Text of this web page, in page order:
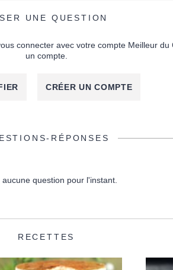
UNE QUESTION
connecter avec votre compte Meilleur du
un compte.
CRÉER UN COMPTE
RÉPONSES
aucune question pour l'instant.
RECETTES